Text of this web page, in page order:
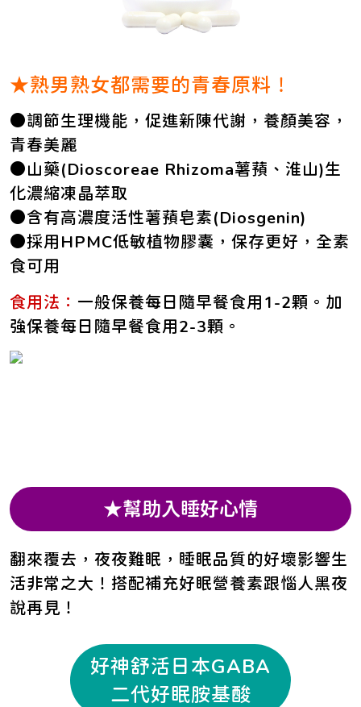
★熟男熟女都需要的青春原料！
●調節生理機能，促進新陳代謝，養顏美容，
青春美麗
●山藥(Dioscoreae Rhizoma薯蕷、淮山)生
化濃縮凍晶萃取
●含有高濃度活性薯蕷皂素(Diosgenin)
●採用HPMC低敏植物膠囊，保存更好，全素
食可用
食用法： 一般保養每日隨早餐食用1-2顆。加
強保養每日隨早餐食用2-3顆。
★幫助入睡好心情
翻來覆去，夜夜難眠，睡眠品質的好壞影響生
活非常之大！搭配補充好眠營養素跟惱人黑夜
說再見！
好神舒活日本GABA
二代好眠胺基酸